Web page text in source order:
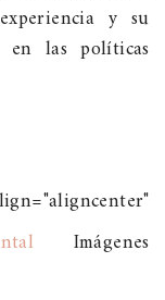
y su
en las políticas
Imágenes